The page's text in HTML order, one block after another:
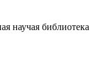
научая библиотека